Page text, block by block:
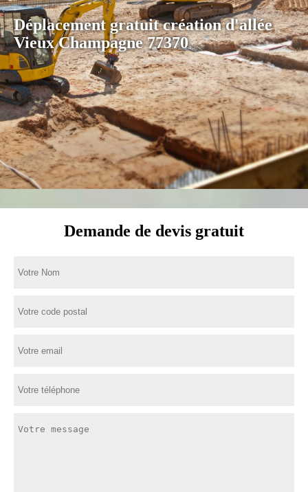
Déplacement gratuit création d'allée
Vieux Champagne 77370
Demande de devis gratuit